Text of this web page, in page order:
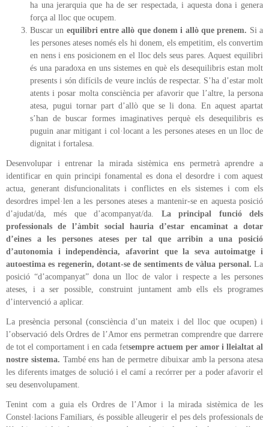
ha una jerarquia que ha de ser respectada, i aquesta dona i genera
força al lloc que ocupem.
Buscar un equilibri entre allò que donem i allò que prenem. Si a
les persones ateses només els hi donem, els empetitim, els convertim
en nens i ens posicionem en el lloc dels seus pares. Aquest equilibri
és una paradoxa en uns sistemes en què els desequilibris estan molt
presents i són difícils de veure inclús de respectar. S’ha d’estar molt
atents i posar molta consciència per afavorir que l’altre, la persona
atesa, pugui tornar part d’allò que se li dona. En aquest apartat
s’han de buscar formes imaginatives perquè els desequilibris es
puguin anar mitigant i col·locant a les persones ateses en un lloc de
dignitat i fortalesa.
Desenvolupar i entrenar la mirada sistèmica ens permetrà aprendre a
identificar en quin principi fonamental es dona el desordre i com aquest
actua, generant disfuncionalitats i conflictes en els sistemes i com els
desordres impel·len a les persones ateses a mantenir-se en aquesta posició
d’ajudat/da, més que d’acompanyat/da. La principal funció dels
professionals de l’àmbit social hauria d’estar encaminat a dotar
d’eines a les persones ateses per tal que arribin a una posició
d’autonomia i independència, afavorint que la seva autoimatge i
autoestima es regenerin, dotant-se de sentiments de vàlua personal. La
posició “d’acompanyat” dona un lloc de valor i respecte a les persones
ateses, i a ser possible, construint juntament amb ells els programes
d’intervenció a aplicar.
La presència personal (consciència d’un mateix i del lloc que ocupen) i
l’observació dels Ordres de l’Amor ens permetran comprendre que darrere
de tot el comportament i en cada fetsempre actuem per amor i lleialtat al
nostre sistema. També ens han de permetre dibuixar amb la persona atesa
les diferents imatges de solució i el camí a recórrer per a poder afavorir el
seu desenvolupament.
Tenint com a guia els Ordres de l’Amor i la mirada sistèmica de les
Constel·lacions Familiars, és possible alleugerir el pes dels professionals de